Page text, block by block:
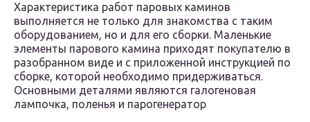
Характеристика работ паровых каминов
выполняется не только для знакомства с таким
оборудованием, но и для его сборки. Маленькие
элементы парового камина приходят покупателю в
разобранном виде и с приложенной инструкцией по
сборке, которой необходимо придерживаться.
Основными деталями являются галогеновая
лампочка, поленья и парогенератор